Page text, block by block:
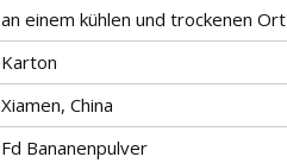
an einem kühlen und trockenen Ort
Karton
Xiamen, China
Fd Bananenpulver